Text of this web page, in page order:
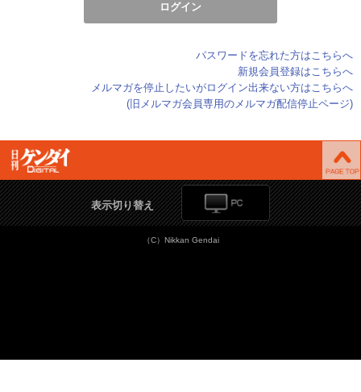
パスワードを忘れた方はこちらへ
新規会員登録はこちらへ
メルマガを停止したいがログイン出来ない方はこちらへ
(旧メルマガ会員専用のメルマガ配信停止ページ)
表示切り替え
（C）Nikkan Gendai